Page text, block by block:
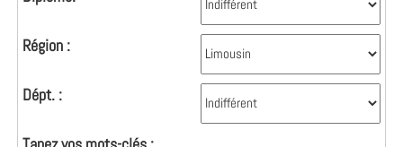
Région :
Dépt. :